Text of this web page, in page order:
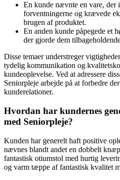
En kunde nævnte en vare, der
forventningerne og krævede
brugen af produktet.
En anden kunde påpegede et
der gjorde dem
Disse temaer understreger
tydelig kommunikation og
kundeoplevelse. Ved at adressere
Seniorpleje arbejde på at forbedre
kunderelationer.
Hvordan har kundernes
med Seniorpleje?
Kunden har generelt haft positive
nævnes blandt andet en dobbelt
fantastisk otiumstol med hurtig
og varm tæppe af fantastisk kvalitet